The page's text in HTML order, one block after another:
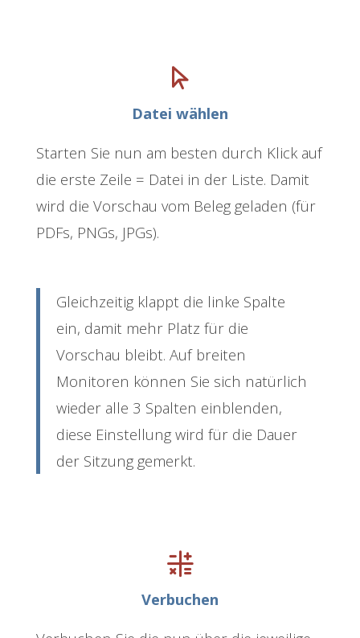
Datei wählen
Starten Sie nun am besten durch Klick auf
die erste Zeile = Datei in der Liste. Damit
wird die Vorschau vom Beleg geladen (für
PDFs, PNGs, JPGs).
Gleichzeitig klappt die linke Spalte
ein, damit mehr Platz für die
Vorschau bleibt. Auf breiten
Monitoren können Sie sich natürlich
wieder alle 3 Spalten einblenden,
diese Einstellung wird für die Dauer
der Sitzung gemerkt.
Verbuchen